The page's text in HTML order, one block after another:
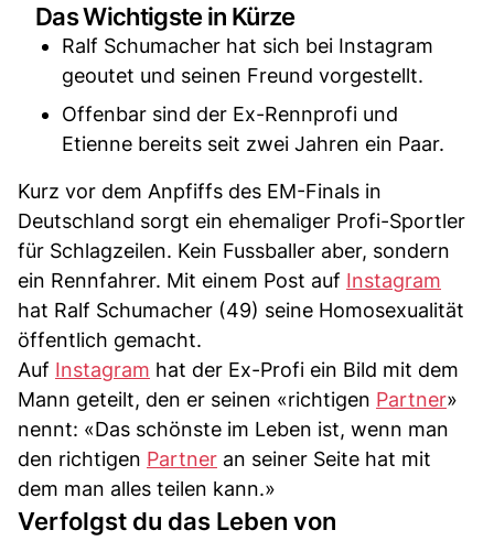
Das Wichtigste in Kürze
Ralf Schumacher hat sich bei Instagram
geoutet und seinen Freund vorgestellt.
Offenbar sind der Ex-Rennprofi und
Etienne bereits seit zwei Jahren ein Paar.
Kurz vor dem Anpfiffs des EM-Finals in
Deutschland sorgt ein ehemaliger Profi-Sportler
für Schlagzeilen. Kein Fussballer aber, sondern
ein Rennfahrer. Mit einem Post auf Instagram
hat Ralf Schumacher (49) seine Homosexualität
öffentlich gemacht.
Auf Instagram hat der Ex-Profi ein Bild mit dem
Mann geteilt, den er seinen «richtigen Partner»
nennt: «Das schönste im Leben ist, wenn man
den richtigen Partner an seiner Seite hat mit
dem man alles teilen kann.»
Verfolgst du das Leben von